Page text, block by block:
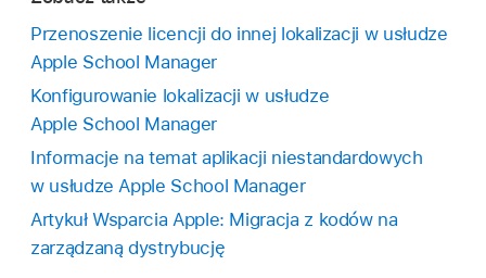
Przenoszenie licencji do innej lokalizacji w usłudze
Apple School Manager
Konfigurowanie lokalizacji w usłudze
Apple School Manager
Informacje na temat aplikacji niestandardowych
w usłudze Apple School Manager
Artykuł Wsparcia Apple: Migracja z kodów na
zarządzaną dystrybucję